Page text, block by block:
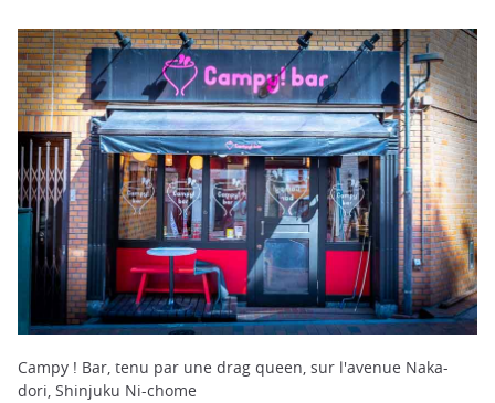
Campy ! Bar, tenu par une drag queen, sur l'avenue Naka-
dori, Shinjuku Ni-chome